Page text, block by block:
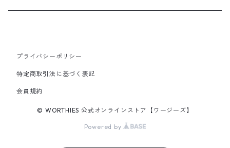
PIERCE
SUSPENDERS
SOX
EYE WEAR
プライバシーポリシー
特定商取引法に基づく表記
会員規約
© WORTHIES 公式オンラインストア【ワージーズ】
Powered by